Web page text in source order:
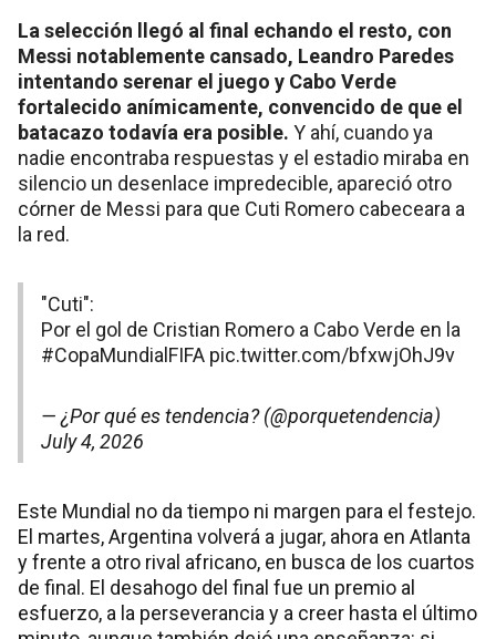
La selección llegó al final echando el resto, con
Messi notablemente cansado, Leandro Paredes
intentando serenar el juego y Cabo Verde
fortalecido anímicamente, convencido de que el
batacazo todavía era posible. Y ahí, cuando ya
nadie encontraba respuestas y el estadio miraba en
silencio un desenlace impredecible, apareció otro
córner de Messi para que Cuti Romero cabeceara a
la red.
"Cuti":
Por el gol de Cristian Romero a Cabo Verde en la
#CopaMundialFIFA pic.twitter.com/bfxwjOhJ9v
— ¿Por qué es tendencia? (@porquetendencia)
July 4, 2026
Este Mundial no da tiempo ni margen para el festejo.
El martes, Argentina volverá a jugar, ahora en Atlanta
y frente a otro rival africano, en busca de los cuartos
de final. El desahogo del final fue un premio al
esfuerzo, a la perseverancia y a creer hasta el último